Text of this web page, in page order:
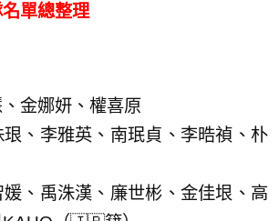
單總整理
金娜妍、權喜原
、李雅英、南珉貞、李晧禎、朴
、禹洙漢、廉世彬、金佳垠、高